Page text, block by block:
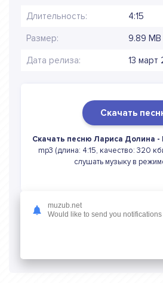
Длительность: 4:15
Размер: 9.89 MB
Дата релиза: 13 март
Скачать
Скачать песню Лариса Долина
mp3 (длина: 4:15, качество: 320
слушать музыку в
muzub.net
Would like to send you notifications